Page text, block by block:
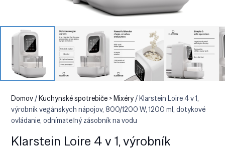
Domov/Kuchynské spotrebiče > Mixéry/ Klarstein Loire 4 v 1,
výrobník vegánskych nápojov, 800/1200 W, 1200 ml, dotykové
ovládanie, odnímateľný zásobník na vodu
Klarstein Loire 4 v 1, výrobník